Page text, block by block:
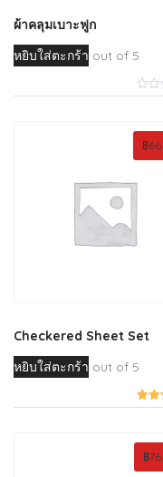
ผ้าคลุมเบาะฟูก
หยิบใส่ตะกร้า out of 5
Checkered Sheet Set
฿
หยิบใส่ตะกร้า out of 5
฿